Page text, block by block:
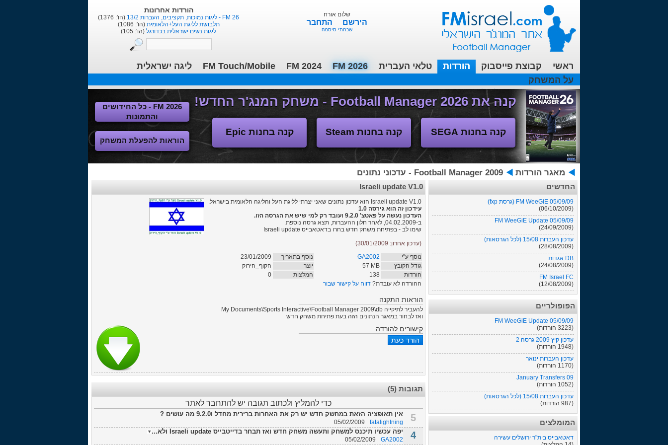
הורדות אחרונות
FM 26 - ליגות נמוכות, תקציבים, העברות 13/2
(הו': 1376)
תלבושת לליגת העל+הלאומית(הו': 1086)
ליגות נשים ישראלית בכדורגל (הו': 105)
שלום אורח
הירשם התחבר
שכחתי סיסמה
ראשי קבוצת פייסבוק הורדות טלאי העברית FM 2026
FM 2024
FM Touch/Mobile
ליגה ישראלית
על המשחק
עכשיו בפורומים:מנג'ר 2010 - טבלת הליגה
קנה את Football Manager 2026 - משחק המנג'ר החדש!
קנה בחנות SEGA קנה בחנות Steam קנה בחנות Epic
FM 2026 - כל החידושים
והתמונות
הוראות להפעלת המשחק
מאגר הורדות Football Manager 2009 - עדכוני נתונים
החדשים
FM WeeGiE 05/09/09 (גרסת fxp)
(06/10/2009)
FM WeeGiE Update 05/09/09
(24/09/2009)
עדכון העברות 15/08 (לכל הגרסאות)
(28/08/2009)
DB אגדות
(24/08/2009)
FM Israel FC
(12/08/2009)
הפופולריים
FM WeeGiE Update 05/09/09
(3223 הורדות)
עדכון קיץ 2009 גרסה 2
(1948 הורדות)
עדכון העברות ינואר
(1170 הורדות)
January Transfers 09
(1052 הורדות)
עדכון העברות 15/08 (לכל הגרסאות)
(987 הורדות)
המומלצים
דאטאבייס בית"ר ירושלים עשירה
Israeli update V1.0
Israeli update V1.0 הוא עדכון נתונים שאני יצרתי לליגת העל והליגה הלאומית בישראל.
עידכון זה הוא גירסה 1.0
העדכון נעשה על פאטצ' 9.2.0 ועובד רק למי שיש את הגרסה הזו.
ב-04.02.2009, לאחר חלון ההעברות, תצא גרסה נוספת.
שימו לב - בפתיחת משחק חדש בחרו בדאטאבייס Israeli update
(עדכון אחרון: 30/01/2009)
נוסף ע"י
GA2002 נוסף בתאריך
23/01/2009
גודל הקובץ
57 MB יוצר
הקוף_הירוק
הורדות
138 המלצות
0
ההורדה לא עובדת? דווח על קישור שבור
הוראות התקנה
להעביר לתיקייה My Documents\Sports Interactive\Football Manager 2009\db
ואז לבחור במאגר הנתונים הזה בעת פתיחת משחק חדש
קישורים להורדה
תגובות (5)
כדי להמליץ ולכתוב תגובה יש להתחבר לאתר
5 אין תאופציה הזאת במחשק חדש יש רק את האחרות ברירית מחדל ו9.2.0 מה עושים ?
fatalightning
05/02/2009
4 יפה עכשיו תיכנס למשחק ותעשה משחק חדש ואז תבחר בדייטבייס Israeli update ולא...
GA2002
05/02/2009